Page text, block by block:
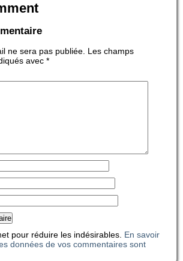
ne sera pas publiée. Les champs
avec *
pour réduire les indésirables. En savoir
données de vos commentaires sont